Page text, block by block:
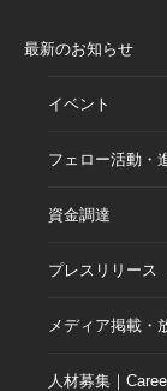
最新のお知らせ
イベント
フェロー活動・
資金調達
プレスリリース
メディア掲載・
人材募集｜